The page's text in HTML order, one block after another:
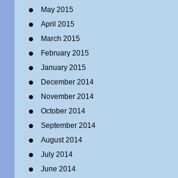
May 2015
April 2015
March 2015
February 2015
January 2015
December 2014
November 2014
October 2014
September 2014
August 2014
July 2014
June 2014